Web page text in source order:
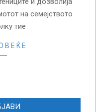
на семејството
тие